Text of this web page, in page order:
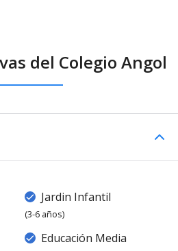
del Colegio Angol
Jardin Infantil
(3-6 años)
Educación Media